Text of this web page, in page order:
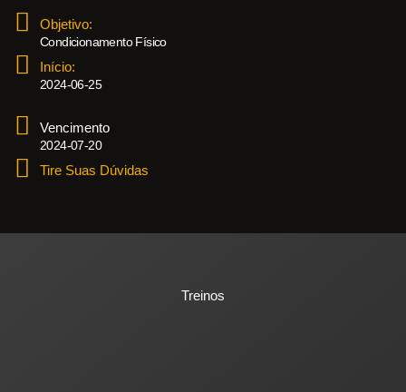
Objetivo:
Condicionamento Físico
Início:
2024-06-25
Vencimento
2024-07-20
Tire Suas Dúvidas
Treinos